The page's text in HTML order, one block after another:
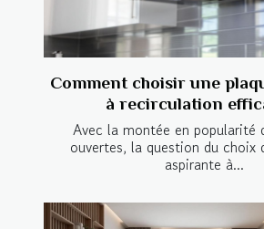
Comment choisir une
à recirculation
Avec la montée en popularité
ouvertes, la question du choix
aspirante à...